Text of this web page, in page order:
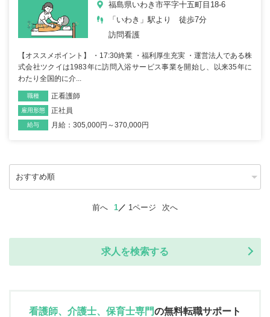
福島県いわき市平字十五町目18-6
「いわき」駅より 徒歩7分
訪問看護
【オススメポイント】 ・17:30終業 ・福利厚生充実 ・運営法人である株
式会社ツクイは1983年に訪問入浴サービス事業を開始し、以来35年に
わたり全国的に介...
職種 正看護師
雇用形態 正社員
給与 月給：305,000円～370,000円
前へ 1 1ページ 次へ
求人を検索する
看護師、介護士、保育士専門の無料転職サポート